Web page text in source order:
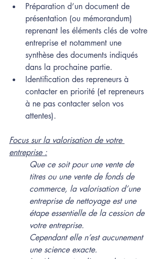
Préparation d’un document de
présentation (ou mémorandum)
reprenant les éléments clés de votre
entreprise et notamment une
synthèse des documents indiqués
dans la prochaine partie.
Identification des repreneurs à
contacter en priorité (et repreneurs
à ne pas contacter selon vos
attentes).
Focus sur la valorisation de votre
entreprise :
Que ce soit pour une vente de
titres ou une vente de fonds de
commerce, la valorisation d’une
entreprise de nettoyage est une
étape essentielle de la cession de
votre entreprise.
Cependant elle n’est aucunement
une science exacte.